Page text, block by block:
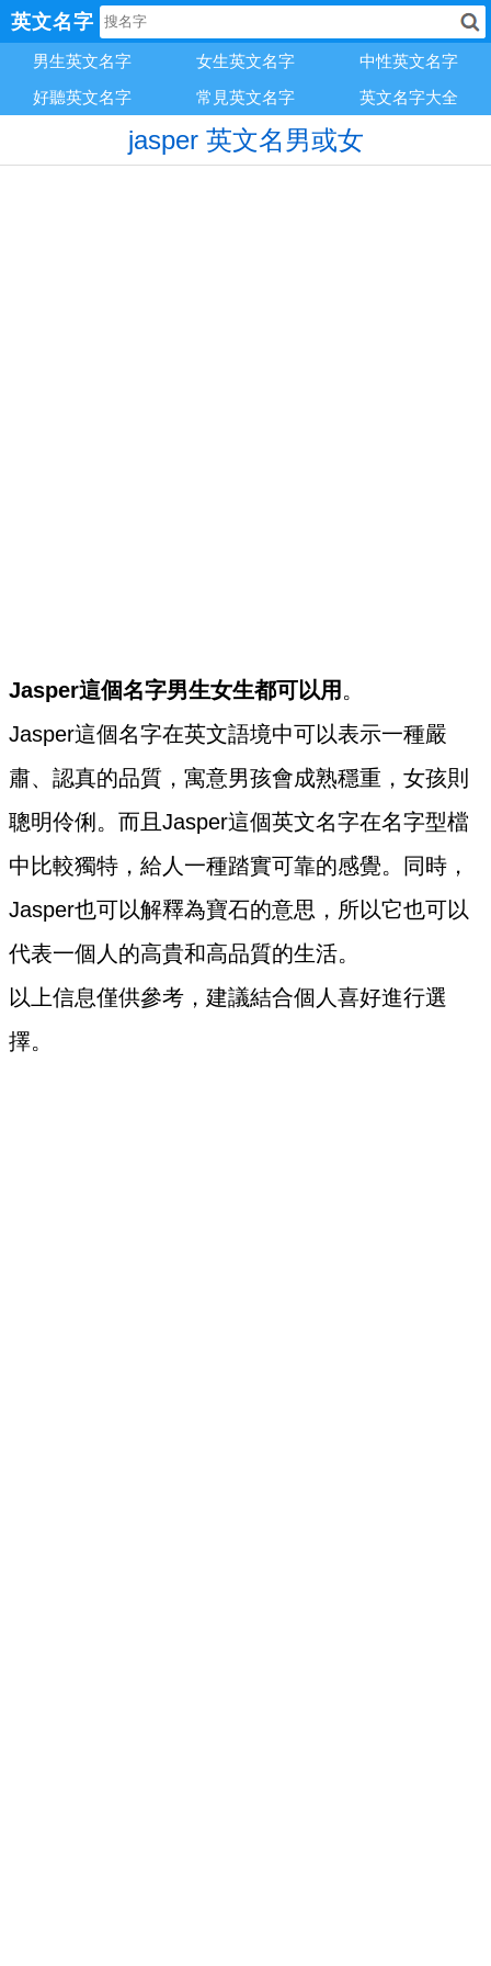
英文名字
男生英文名字 女生英文名字
中性英文名字
好聽英文名字
常見英文名字 英文名字大全
jasper 英文名男或女
Jasper這個名字男生女生都可以用 。
Jasper這個名字在英文語境中可以表示一種嚴
肅、認真的品質，寓意男孩會成熟穩重，女孩則
聰明伶俐。而且Jasper這個英文名字在名字型檔
中比較獨特，給人一種踏實可靠的感覺。同時，
Jasper也可以解釋為寶石的意思，所以它也可以
代表一個人的高貴和高品質的生活。
以上信息僅供參考，建議結合個人喜好進行選
擇。